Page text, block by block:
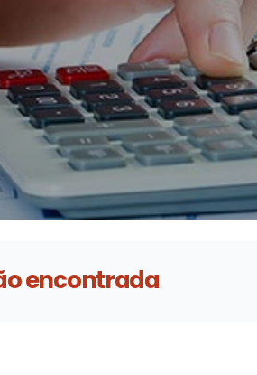
encontrada